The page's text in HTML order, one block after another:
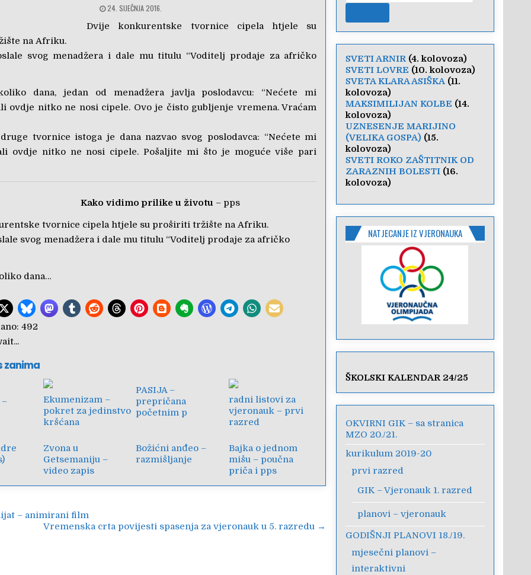
24. SIJEČNJA 2016.
Dvije konkurentske tvornice cipela htjele su
na Afriku.
svog menadžera i dale mu titulu “Voditelj prodaje za afričko
dana, jedan od menadžera javlja poslodavcu: “Nećete mi
ovdje nitko ne nosi cipele. Ovo je čisto gubljenje vremena. Vraćam
tvornice istoga je dana nazvao svog poslodavca: “Nećete mi
ovdje nitko ne nosi cipele. Pošaljite mi što je moguće više pari
Kako vidimo prilike u životu – pps
tvornice cipela htjele su proširiti tržište na Afriku.
svog menadžera i dale mu titulu “Voditelj prodaje za afričko
dana…
492
zanima
Ekumenizam –
pokret za jedinstvo
kršćana
PASIJA –
prepričana
početnim p
radni listovi za
vjeronauk – prvi
razred
Zvona u
Getsemaniju –
video zapis
Božićni anđeo –
razmišljanje
Bajka o jednom
mišu – poučna
priča i pps
– animirani film
Vremenska crta povijesti spasenja za vjeronauk u 5. razredu →
SVETI ARNIR(4. kolovoza)
SVETI LOVRE (10. kolovoza)
SVETA KLARA ASIŠKA(11.
kolovoza)
MAKSIMILIJAN KOLBE (14.
kolovoza)
UZNESENJE MARIJINO
(VELIKA GOSPA) (15.
kolovoza)
SVETI ROKO ZAŠTITNIK OD
ZARAZNIH BOLESTI(16.
kolovoza)
NATJECANJE IZ VJERONAUKA
ŠKOLSKI KALENDAR 24/25
OKVIRNI GIK – sa stranica
MZO 20./21.
kurikulum 2019-20
prvi razred
GIK – Vjeronauk 1. razred
planovi – vjeronauk
GODIŠNJI PLANOVI 18./19.
mjesečni planovi –
interaktivni